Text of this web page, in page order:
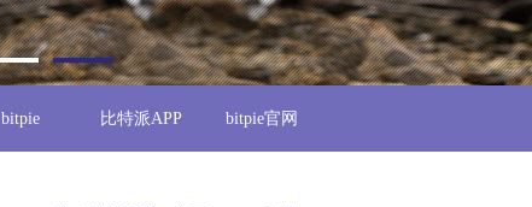
bitpie 比特派APP bitpie官网